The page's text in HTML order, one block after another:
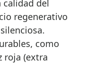
del
regenerativo
como
roja (extra